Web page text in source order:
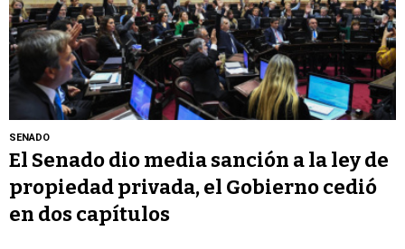
SENADO
El Senado dio media sanción a la ley de
propiedad privada, el Gobierno cedió
en dos capítulos